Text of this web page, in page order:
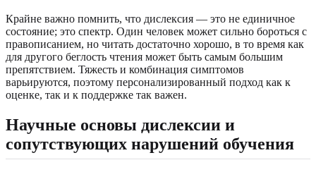
Крайне важно помнить, что дислексия — это не единичное
состояние; это спектр. Один человек может сильно бороться с
правописанием, но читать достаточно хорошо, в то время как
для другого беглость чтения может быть самым большим
препятствием. Тяжесть и комбинация симптомов
варьируются, поэтому персонализированный подход как к
оценке, так и к поддержке так важен.
Научные основы дислексии и
сопутствующих нарушений обучения